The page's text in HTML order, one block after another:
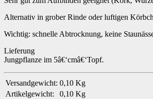
Alternativ in grober Rinde oder luftigen
Wichtig: schnelle Abtrocknung, keine
Lieferung
Jungpflanze im 5â€‘cmâ€‘Topf.
Versandgewicht: 0,10 Kg
Artikelgewicht:
0,10 Kg